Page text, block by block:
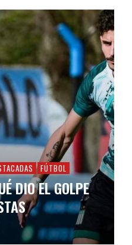
FÚTBOL
DIO EL GOLPE